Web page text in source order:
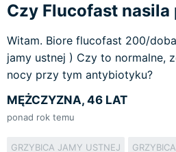
Czy Flucofast nasila
Witam. Biore flucofast 200/
jamy ustnej ) Czy to normalne,
nocy przy tym antybiotyku?
MĘŻCZYZNA, 46 LAT
ponad rok temu
GRZYBICA JAMY USTNEJ GRZYBICA